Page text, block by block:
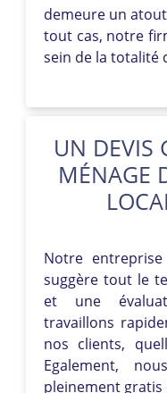
demeure un
tout cas, notre
sein de la totalité
UN DEVIS
MÉNAGE
Notre
suggère tout le
et une
travaillons
nos clients,
Egalement,
pleinement gratis